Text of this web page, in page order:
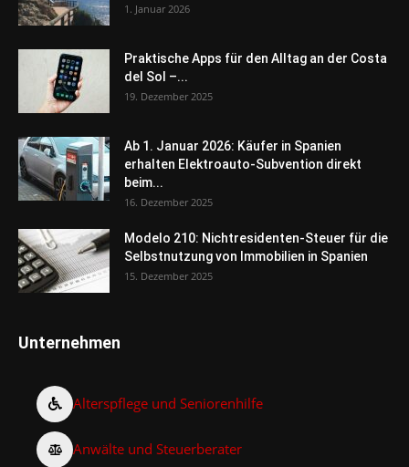
1. Januar 2026
Praktische Apps für den Alltag an der Costa
del Sol –...
19. Dezember 2025
Ab 1. Januar 2026: Käufer in Spanien
erhalten Elektroauto-Subvention direkt
beim...
16. Dezember 2025
Modelo 210: Nichtresidenten-Steuer für die
Selbstnutzung von Immobilien in Spanien
15. Dezember 2025
Unternehmen
Alterspflege und Seniorenhilfe
Anwälte und Steuerberater